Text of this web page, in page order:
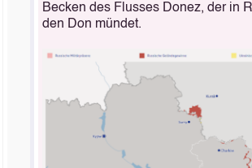
Becken des Flusses Donez, der in
den Don mündet.